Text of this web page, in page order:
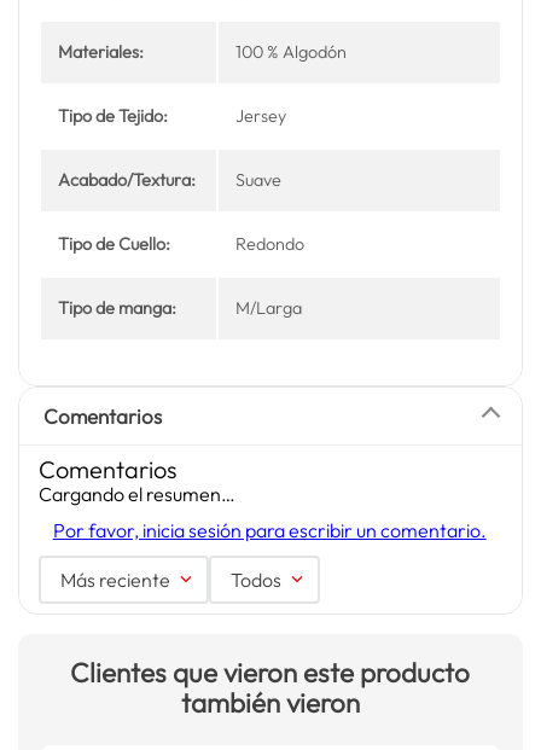
Materiales: 100 % Algodón
Tipo de Tejido: Jersey
Acabado/Textura: Suave
Tipo de Cuello: Redondo
Tipo de manga: M/Larga
Comentarios
Comentarios
Cargando el resumen…
Por favor, inicia sesión para escribir un comentario.
Más reciente Todos
Clientes que vieron este producto
también vieron